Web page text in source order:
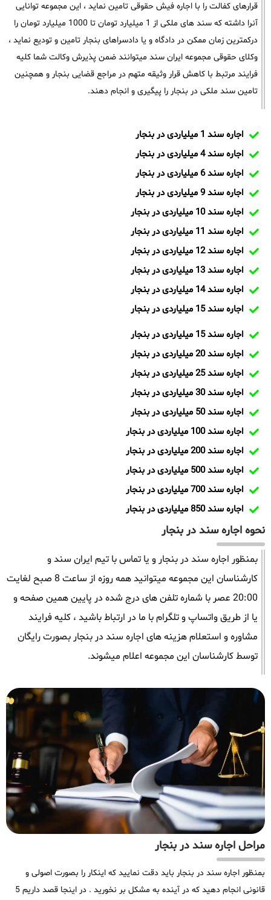
قرارهای کفالت را با اجاره فیش حقوقی تامین نماید ، این مجموعه توانایی
آنرا داشته که سند های ملکی از 1 میلیارد تومان تا 1000 میلیارد تومان را
درکمترین زمان ممکن در دادگاه و یا دادسراهای بنجار تامین و تودیع نماید ،
وکلای حقوقی مجموعه ایران سند میتوانند ضمن پذیرش وکالت شما کلیه
فرایند مرتبط با کاهش قرار وثیقه متهم در مراجع قضایی بنجار و همچنین
تامین سند ملکی در بنجار را پیگیری و انجام دهند.
اجاره سند 1 میلیاردی در بنجار
اجاره سند 4 میلیاردی در بنجار
اجاره سند 6 میلیاردی در بنجار
اجاره سند 9 میلیاردی در بنجار
اجاره سند 10 میلیاردی در بنجار
اجاره سند 11 میلیاردی در بنجار
اجاره سند 12 میلیاردی در بنجار
اجاره سند 13 میلیاردی در بنجار
اجاره سند 14 میلیاردی در بنجار
اجاره سند 15 میلیاردی در بنجار
اجاره سند 15 میلیاردی در بنجار
اجاره سند 20 میلیاردی در بنجار
اجاره سند 25 میلیاردی در بنجار
اجاره سند 30 میلیاردی در بنجار
اجاره سند 50 میلیاردی در بنجار
اجاره سند 100 میلیاردی در بنجار
اجاره سند 200 میلیاردی در بنجار
اجاره سند 500 میلیاردی در بنجار
اجاره سند 700 میلیاردی در بنجار
اجاره سند 850 میلیاردی در بنجار
نحوه اجاره سند در بنجار
بمنظور اجاره سند در بنجار و یا تماس با تیم ایران سند و
کارشناسان این مجموعه میتوانید همه روزه از ساعت 8 صبح لغایت
20:00 عصر با شماره تلفن های درج شده در پایین همین صفحه و
یا از طریق واتساپ و تلگرام با ما در ارتباط باشید ، کلیه فرایند
مشاوره و استعلام هزینه های اجاره سند در بنجار بصورت رایگان
توسط کارشناسان این مجموعه اعلام میشوند.
مراحل اجاره سند در بنجار
بمنظور اجاره سند در بنجار باید دقت نمایید که اینکار را بصورت اصولی و
قانونی انجام دهید که در آینده به مشکل بر نخورید . در اینجا قصد داریم 5